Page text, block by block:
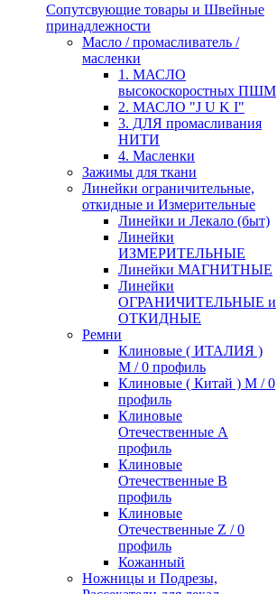
Сопутсвующие товары и Швейные
принадлежности
Масло / промасливатель /
масленки
1. МАСЛО
высокоскоростных ПШМ
2. МАСЛО "J U K I"
3. ДЛЯ промасливания
НИТИ
4. Масленки
Зажимы для ткани
Линейки ограничительные,
откидные и Измерительные
Линейки и Лекало (быт)
Линейки
ИЗМЕРИТЕЛЬНЫЕ
Линейки МАГНИТНЫЕ
Линейки
ОГРАНИЧИТЕЛЬНЫЕ и
ОТКИДНЫЕ
Ремни
Клиновые ( ИТАЛИЯ )
М / 0 профиль
Клиновые ( Китай ) М / 0
профиль
Клиновые
Отечественные А
профиль
Клиновые
Отечественные В
профиль
Клиновые
Отечественные Z / 0
профиль
Кожанный
Ножницы и Подрезы,